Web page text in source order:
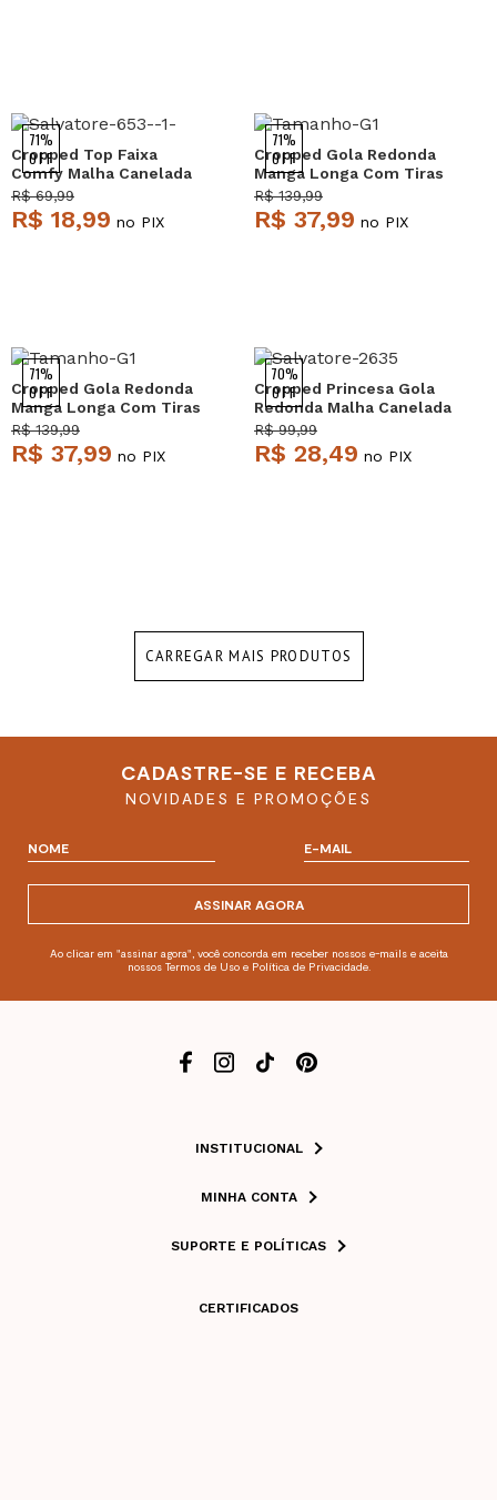
71%
OFF
Cropped Top Faixa
Comfy Malha Canelada
Azul Claro Salvatore
R$ 69,99
R$ 18,99 no PIX
71%
OFF
Cropped Gola Redonda
Manga Longa Com Tiras
Malha Canelada Melancia
Salvatore
R$ 139,99
R$ 37,99 no PIX
71%
OFF
Cropped Gola Redonda
Manga Longa Com Tiras
Malha Canelada Verde
Musgo Salvatore
R$ 139,99
R$ 37,99 no PIX
70%
OFF
Cropped Princesa Gola
Redonda Malha Canelada
Preto Salvatore
R$ 99,99
R$ 28,49 no PIX
CARREGAR MAIS PRODUTOS
CADASTRE-SE E RECEBA
NOVIDADES E PROMOÇÕES
ASSINAR AGORA
Ao clicar em "assinar agora", você concorda em receber nossos e-mails e aceita
nossos Termos de Uso e Política de Privacidade.
INSTITUCIONAL
MINHA CONTA
SUPORTE E POLÍTICAS
CERTIFICADOS